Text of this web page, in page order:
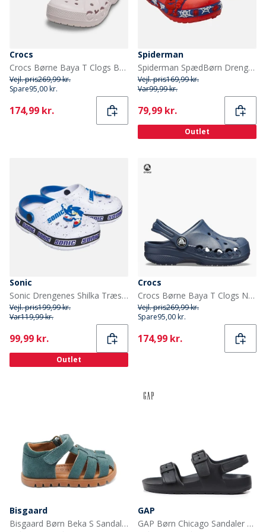
Crocs
Crocs Børne Baya T Clogs Barely Pink
Vejl. pris269,99 kr.
Spare95,00 kr.
Current
174,99 kr.
Spiderman
Spiderman SpædBørn Drenge mønster træsko Rød
Vejl. pris169,99 kr.
Var99,99 kr.
Current
79,99 kr.
Outlet
Sonic
Sonic Drengenes Shilka Træsko Hvid/Multi
Vejl. pris199,99 kr.
Var119,99 kr.
Current
99,99 kr.
Outlet
Crocs
Crocs Børne Baya T Clogs Navy
Vejl. pris269,99 kr.
Spare95,00 kr.
Current
174,99 kr.
Bisgaard
Bisgaard Børn Beka S Sandaler Sky
GAP
GAP Børn Chicago Sandaler Sort